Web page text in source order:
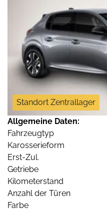
Standort Zentrallager
Allgemeine Daten:
Fahrzeugtyp
Karosserieform
Erst-Zul.
Getriebe
Kilometerstand
Anzahl der Türen
Farbe